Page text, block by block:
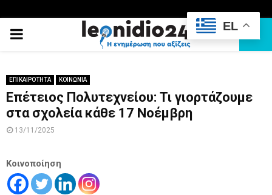
PRIMARY
ΕΠΙΚΑΙΡΟΤΗΤΑ ΚΟΙΝΩΝΙΑ
Επέτειος Πολυτεχνείου: Τι γιορτάζουμε
στα σχολεία κάθε 17 Νοέμβρη
13/11/2025
Κοινοποίηση
EL